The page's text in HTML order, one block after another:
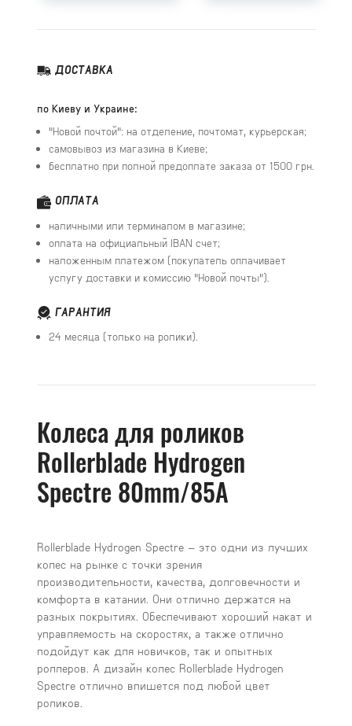
ДОСТАВКА
по Киеву и Украине:
"Новой почтой": на отделение, почтомат, курьерская;
самовывоз из магазина в Киеве;
бесплатно при полной предоплате заказа от 1500 грн.
ОПЛАТА
наличными или терминалом в магазине;
оплата на официальный IBAN счет;
наложенным платежом (покупатель оплачивает
услугу доставки и комиссию "Новой почты").
ГАРАНТИЯ
24 месяца (только на ролики).
Колеса для роликов
Rollerblade Hydrogen
Spectre 80mm/85A
Rollerblade Hydrogen Spectre – это одни из лучших
колес на рынке с точки зрения
производительности, качества, долговечности и
комфорта в катании. Они отлично держатся на
разных покрытиях. Обеспечивают хороший накат и
управляемость на скоростях, а также отлично
подойдут как для новичков, так и опытных
роллеров. А дизайн колес Rollerblade Hydrogen
Spectre отлично впишется под любой цвет
роликов.